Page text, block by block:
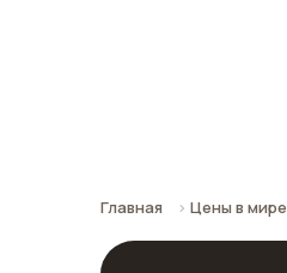
Главная Цены в мире